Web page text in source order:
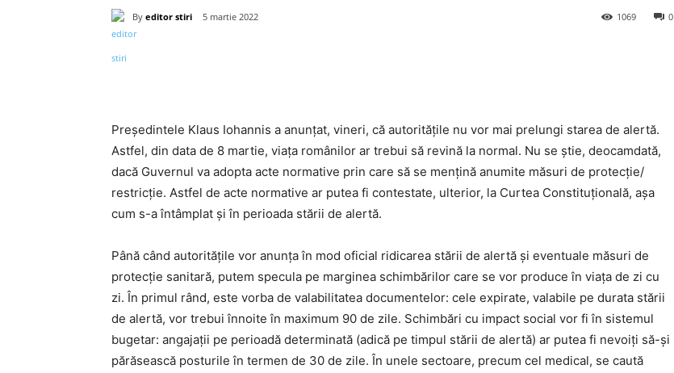
By editor stiri 5 martie 2022 0
1069
Președintele Klaus Iohannis a anunțat, vineri, că autoritățile nu vor mai prelungi starea de alertă.
Astfel, din data de 8 martie, viața românilor ar trebui să revină la normal. Nu se știe, deocamdată,
dacă Guvernul va adopta acte normative prin care să se mențină anumite măsuri de protecție/
restricție. Astfel de acte normative ar putea fi contestate, ulterior, la Curtea Constituțională, așa
cum s-a întâmplat și în perioada stării de alertă.
Până când autoritățile vor anunța în mod oficial ridicarea stării de alertă și eventuale măsuri de
protecție sanitară, putem specula pe marginea schimbărilor care se vor produce în viața de zi cu
zi. În primul rând, este vorba de valabilitatea documentelor: cele expirate, valabile pe durata stării
de alertă, vor trebui înnoite în maximum 90 de zile. Schimbări cu impact social vor fi în sistemul
bugetar: angajații pe perioadă determinată (adică pe timpul stării de alertă) ar putea fi nevoiți să-și
părăsească posturile în termen de 30 de zile. În unele sectoare, precum cel medical, se caută